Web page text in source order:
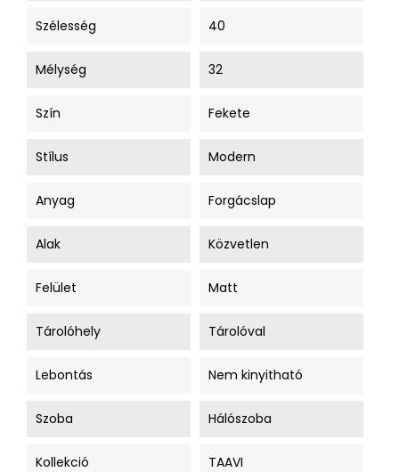
Szélesség 40
Mélység 32
Szín Fekete
Stílus Modern
Anyag Forgácslap
Alak Közvetlen
Felület Matt
Tárolóhely Tárolóval
Lebontás Nem kinyitható
Szoba Hálószoba
Kollekció TAAVI